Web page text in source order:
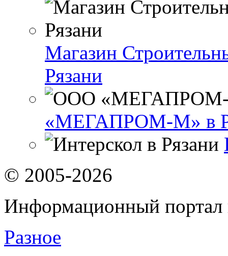
Магазин
Рязани
«МЕГАПРОМ-М» в
© 2005-2026
Информационный портал
Разное